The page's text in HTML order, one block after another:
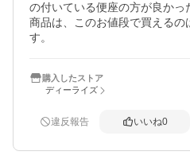
の付いている便座の方が良か
商品は、このお値段で買えるの
す。
購入したストア
ディーライズ
違反報告 いいね0